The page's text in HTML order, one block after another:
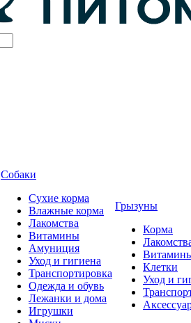
Собаки
Сухие корма
Влажные корма
Лакомства
Витамины
Амуниция
Уход и гигиена
Транспортировка
Одежда и обувь
Лежанки и дома
Игрушки
Грызуны
Корма
Клетки
Уход и